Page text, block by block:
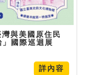
灣與美國原住民
國際巡迴展
詳內容